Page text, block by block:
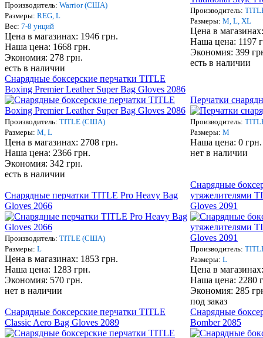
Производитель: Warrior (США)
Размеры: REG, L
Вес: 7-8 унций
Цена в магазинах: 1946 грн.
Наша цена: 1668 грн.
Экономия: 278 грн.
есть в наличии
Производитель:
Размеры: M, L, XL
Цена в
Наша цена: 1197
Экономия: 399
есть в наличии
Снарядные боксерские перчатки TITLE
Boxing Premier Leather Super Bag Gloves 2086
Производитель: TITLE (США)
Размеры: M, L
Цена в магазинах: 2708 грн.
Наша цена: 2366 грн.
Экономия: 342 грн.
есть в наличии
Перчатки
Производитель:
Размеры: M
Наша цена: 0 грн.
нет в наличии
Снарядные перчатки TITLE Pro Heavy Bag
Gloves 2066
Производитель: TITLE (США)
Размеры: L
Цена в магазинах: 1853 грн.
Наша цена: 1283 грн.
Экономия: 570 грн.
нет в наличии
Снарядные
утяжелителями
Gloves 2091
Производитель:
Размеры: L
Цена в
Наша цена: 2280
Экономия: 285
под заказ
Снарядные боксерские перчатки TITLE
Classic Aero Bag Gloves 2089
Снарядные
Bomber 2085